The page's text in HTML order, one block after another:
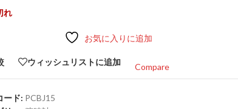
れ
お気に入りに追加
ウィッシュリストに追加
Compare
ード: PCBJ15